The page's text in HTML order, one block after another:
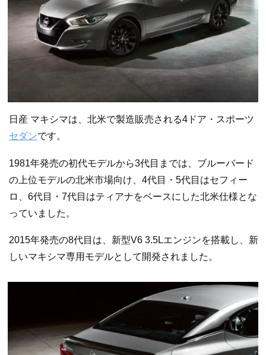
日産 マキシマは、北米で製造販売される4ドア・スポーツ
セダンです。
1981年発売の初代モデルから3代目までは、ブルーバード
の上位モデルの北米市場向け、4代目・5代目はセフィー
ロ、6代目・7代目はティアナをベースにした北米仕様とな
っていました。
2015年発売の8代目は、新型V6 3.5Lエンジンを搭載し、新
しいマキシマ専用モデルとして開発されました。